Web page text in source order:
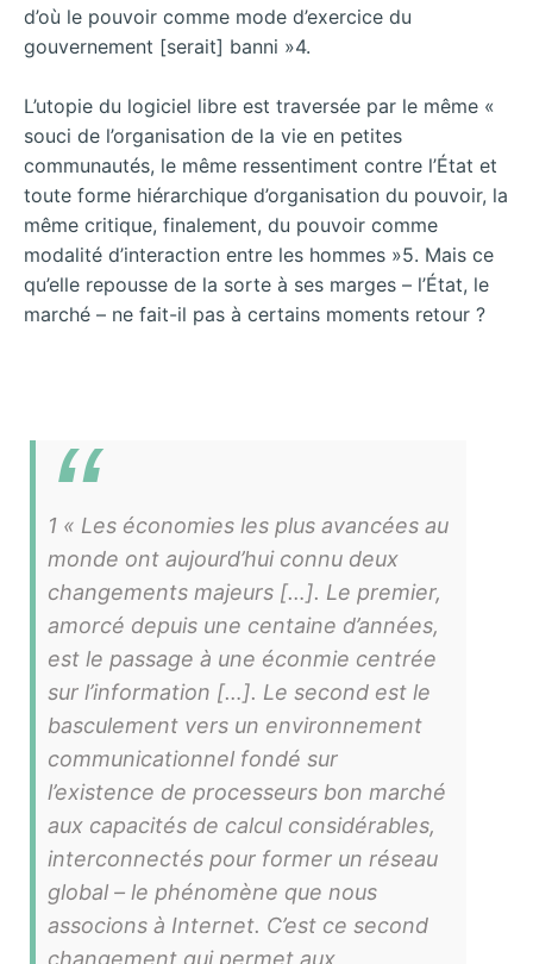
d’où le pouvoir comme mode d’exercice du
gouvernement [serait] banni »4.
L’utopie du logiciel libre est traversée par le même «
souci de l’organisation de la vie en petites
communautés, le même ressentiment contre l’État et
toute forme hiérarchique d’organisation du pouvoir, la
même critique, finalement, du pouvoir comme
modalité d’interaction entre les hommes »5. Mais ce
qu’elle repousse de la sorte à ses marges – l’État, le
marché – ne fait-il pas à certains moments retour ?
1 « Les économies les plus avancées au
monde ont aujourd’hui connu deux
changements majeurs […]. Le premier,
amorcé depuis une centaine d’années,
est le passage à une éconmie centrée
sur l’information […]. Le second est le
basculement vers un environnement
communicationnel fondé sur
l’existence de processeurs bon marché
aux capacités de calcul considérables,
interconnectés pour former un réseau
global – le phénomène que nous
associons à Internet. C’est ce second
changement qui permet aux